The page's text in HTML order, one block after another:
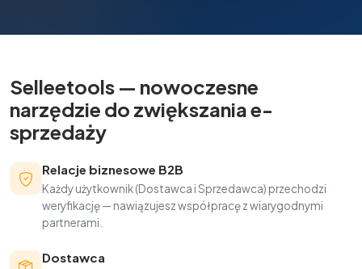
Selleetools — nowoczesne
narzędzie do zwiększania e-
sprzedaży
Relacje biznesowe B2B
Każdy użytkownik (Dostawca i Sprzedawca) przechodzi
weryfikację — nawiązujesz współpracę z wiarygodnymi
partnerami.
Dostawca